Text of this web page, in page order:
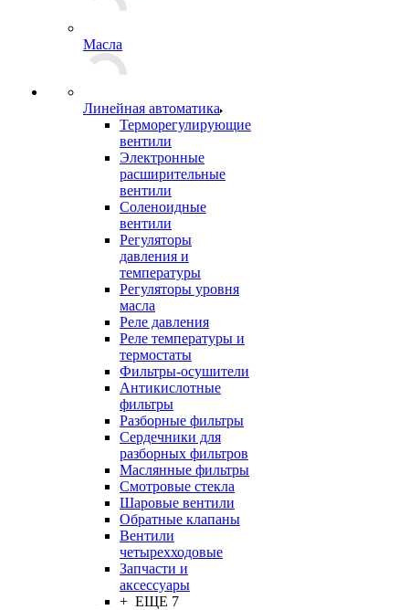
Масла
Линейная автоматика
Терморегулирующие
вентили
Электронные
расширительные
вентили
Соленоидные
вентили
Регуляторы
давления и
температуры
Регуляторы уровня
масла
Реле давления
Реле температуры и
термостаты
Фильтры-осушители
Антикислотные
фильтры
Разборные фильтры
Сердечники для
разборных фильтров
Маслянные фильтры
Смотровые стекла
Шаровые вентили
Обратные клапаны
Вентили
четырехходовые
Запчасти и
аксессуары
+ ЕЩЕ 7